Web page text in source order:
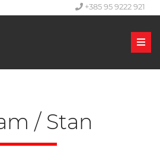
+385 95 9222 921
/ Stan